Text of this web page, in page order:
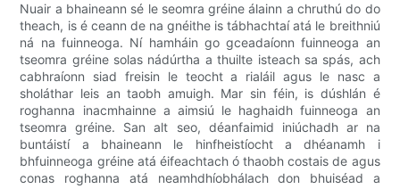
Nuair a bhaineann sé le seomra gréine álainn a chruthú do do
theach, is é ceann de na gnéithe is tábhachtaí atá le breithniú
ná na fuinneoga. Ní hamháin go gceadaíonn fuinneoga an
tseomra gréine solas nádúrtha a thuilte isteach sa spás, ach
cabhraíonn siad freisin le teocht a rialáil agus le nasc a
sholáthar leis an taobh amuigh. Mar sin féin, is dúshlán é
roghanna inacmhainne a aimsiú le haghaidh fuinneoga an
tseomra gréine. San alt seo, déanfaimid iniúchadh ar na
buntáistí a bhaineann le hinfheistíocht a dhéanamh i
bhfuinneoga gréine atá éifeachtach ó thaobh costais de agus
conas roghanna atá neamhdhíobhálach don bhuiséad a